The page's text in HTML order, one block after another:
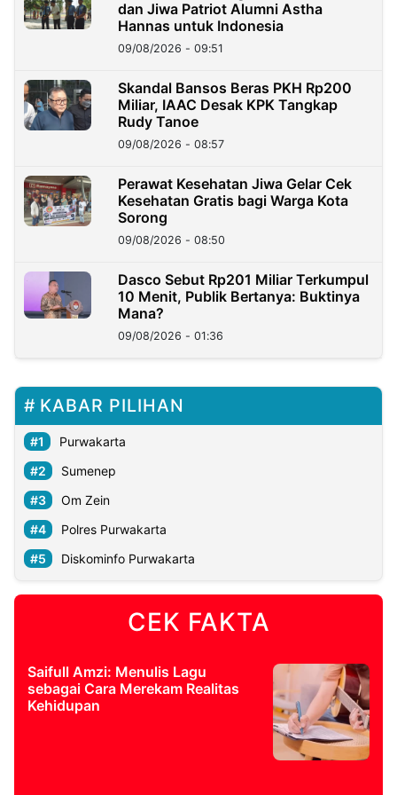
dan Jiwa Patriot Alumni Astha
Hannas untuk Indonesia
09/08/2026 - 09:51
Skandal Bansos Beras PKH Rp200
Miliar, IAAC Desak KPK Tangkap
Rudy Tanoe
09/08/2026 - 08:57
Perawat Kesehatan Jiwa Gelar Cek
Kesehatan Gratis bagi Warga Kota
Sorong
09/08/2026 - 08:50
Dasco Sebut Rp201 Miliar Terkumpul
10 Menit, Publik Bertanya: Buktinya
Mana?
09/08/2026 - 01:36
KABAR PILIHAN
Purwakarta
Sumenep
Om Zein
Polres Purwakarta
Diskominfo Purwakarta
CEK FAKTA
Saifull Amzi: Menulis Lagu
sebagai Cara Merekam Realitas
Kehidupan